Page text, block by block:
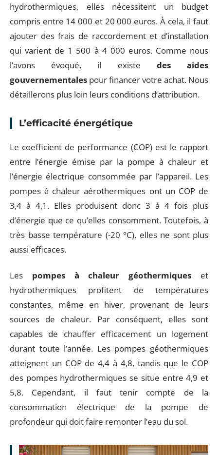
hydrothermiques, elles nécessitent un budget
compris entre 14 000 et 20 000 euros. À cela, il faut
ajouter des frais de raccordement et d’installation
qui varient de 1 500 à 4 000 euros. Comme nous
l’avons évoqué, il existe des aides
gouvernementales pour financer votre achat. Nous
détaillerons plus loin leurs conditions d’attribution.
L’efficacité énergétique
Le coefficient de performance (COP) est le rapport
entre l’énergie émise par la pompe à chaleur et
l’énergie électrique consommée par l’appareil. Les
pompes à chaleur aérothermiques ont un COP de
3,4 à 4,1. Elles produisent donc 3 à 4 fois plus
d’énergie que ce qu’elles consomment. Toutefois, à
très basse température (-20 °C), elles ne sont plus
aussi efficaces.
Les pompes à chaleur géothermiques et
hydrothermiques profitent de températures
constantes, même en hiver, provenant de leurs
sources de chaleur. Par conséquent, elles sont
capables de chauffer efficacement un logement
durant toute l’année. Les pompes géothermiques
atteignent un COP de 4,4 à 4,8, tandis que le COP
des pompes hydrothermiques se situe entre 4,9 et
5,8. Cependant, il faut tenir compte de la
consommation électrique de la pompe de
profondeur qui doit faire remonter l’eau du sol.